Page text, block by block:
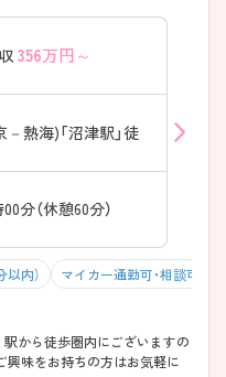
356万円～
熱海)「沼津駅」徒
分（休憩60分）
内） マイカー通勤可・相談可